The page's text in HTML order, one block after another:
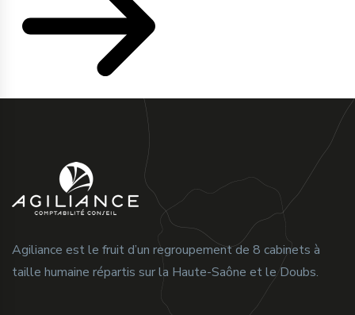
Agiliance est le fruit d’un regroupement de 8 cabinets à
taille humaine répartis sur la Haute-Saône et le Doubs.